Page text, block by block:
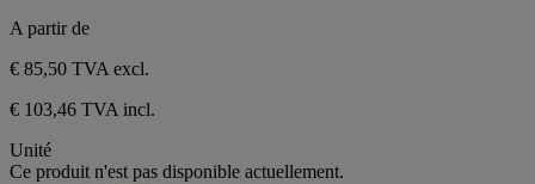
A partir de
€ 85,50 TVA excl.
€ 103,46 TVA incl.
Unité
Ce produit n'est pas disponible actuellement.